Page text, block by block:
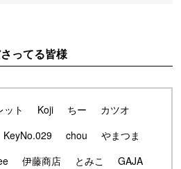
ってる皆様
ット Koji ちー
カツオ
KeyNo.029 chou
やまつま
伊藤商店 とみこ
GAJA